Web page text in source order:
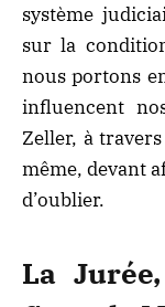
système
sur la
nous portons
influencent
Zeller, à
même, devant
d’oublier.
La